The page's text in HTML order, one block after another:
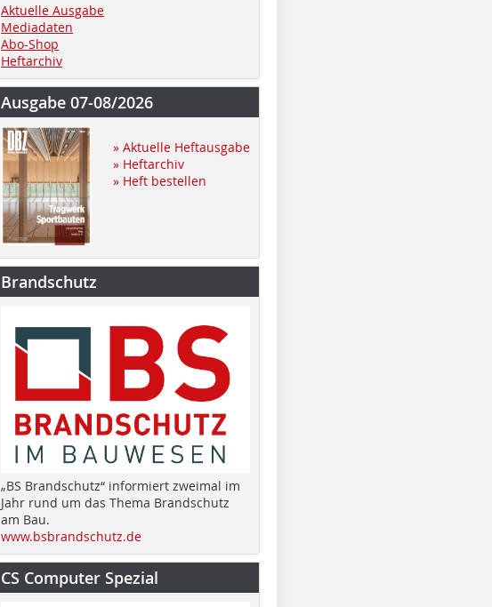
Aktuelle Ausgabe
Mediadaten
Abo-Shop
Heftarchiv
Ausgabe 07-08/2026
» Aktuelle Heftausgabe
» Heftarchiv
» Heft bestellen
Brandschutz
„BS Brandschutz“ informiert zweimal im
Jahr rund um das Thema Brandschutz
am Bau.
www.bsbrandschutz.de
CS Computer Spezial